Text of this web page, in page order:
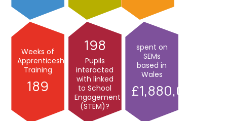
189
Weeks of
Apprenticeship
Training
198
Pupils
interacted
with linked
to School
Engagement
(STEM)?
1,880,000
spent on
SEMs
based in
Wales